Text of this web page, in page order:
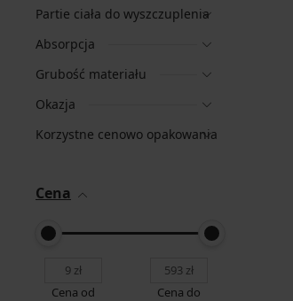
Partie ciała do wyszczuplenia
Absorpcja
Grubość materiału
Okazja
Korzystne cenowo opakowania
Cena
Cena od Cena do